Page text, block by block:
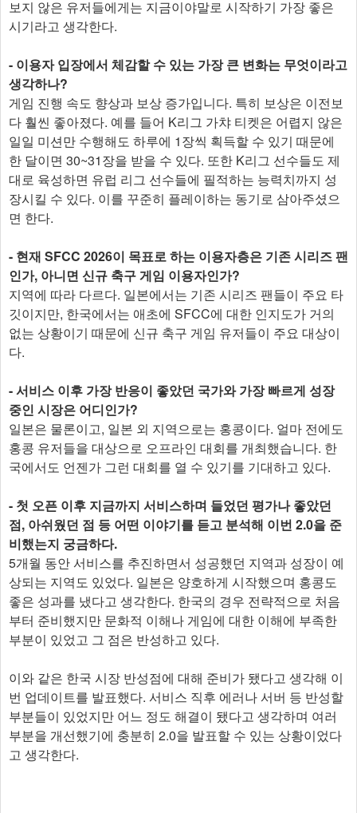
보지 않은 유저들에게는 지금이야말로 시작하기 가장 좋은
시기라고 생각한다.
- 이용자 입장에서 체감할 수 있는 가장 큰 변화는 무엇이라고
생각하나?
게임 진행 속도 향상과 보상 증가입니다. 특히 보상은 이전보
다 훨씬 좋아졌다. 예를 들어 K리그 가챠 티켓은 어렵지 않은
일일 미션만 수행해도 하루에 1장씩 획득할 수 있기 때문에
한 달이면 30~31장을 받을 수 있다. 또한 K리그 선수들도 제
대로 육성하면 유럽 리그 선수들에 필적하는 능력치까지 성
장시킬 수 있다. 이를 꾸준히 플레이하는 동기로 삼아주셨으
면 한다.
- 현재 SFCC 2026이 목표로 하는 이용자층은 기존 시리즈 팬
인가, 아니면 신규 축구 게임 이용자인가?
지역에 따라 다르다. 일본에서는 기존 시리즈 팬들이 주요 타
깃이지만, 한국에서는 애초에 SFCC에 대한 인지도가 거의
없는 상황이기 때문에 신규 축구 게임 유저들이 주요 대상이
다.
- 서비스 이후 가장 반응이 좋았던 국가와 가장 빠르게 성장
중인 시장은 어디인가?
일본은 물론이고, 일본 외 지역으로는 홍콩이다. 얼마 전에도
홍콩 유저들을 대상으로 오프라인 대회를 개최했습니다. 한
국에서도 언젠가 그런 대회를 열 수 있기를 기대하고 있다.
- 첫 오픈 이후 지금까지 서비스하며 들었던 평가나 좋았던
점, 아쉬웠던 점 등 어떤 이야기를 듣고 분석해 이번 2.0을 준
비했는지 궁금하다.
5개월 동안 서비스를 추진하면서 성공했던 지역과 성장이 예
상되는 지역도 있었다. 일본은 양호하게 시작했으며 홍콩도
좋은 성과를 냈다고 생각한다. 한국의 경우 전략적으로 처음
부터 준비했지만 문화적 이해나 게임에 대한 이해에 부족한
부분이 있었고 그 점은 반성하고 있다.
이와 같은 한국 시장 반성점에 대해 준비가 됐다고 생각해 이
번 업데이트를 발표했다. 서비스 직후 에러나 서버 등 반성할
부분들이 있었지만 어느 정도 해결이 됐다고 생각하며 여러
부분을 개선했기에 충분히 2.0을 발표할 수 있는 상황이었다
고 생각한다.